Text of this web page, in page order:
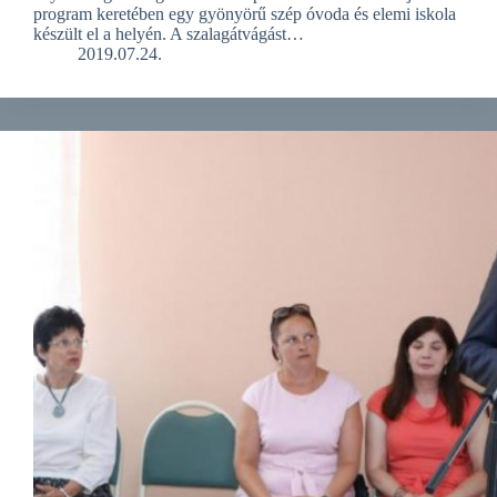
program keretében egy gyönyörű szép óvoda és elemi iskola
készült el a helyén. A szalagátvágást…
2019.07.24.